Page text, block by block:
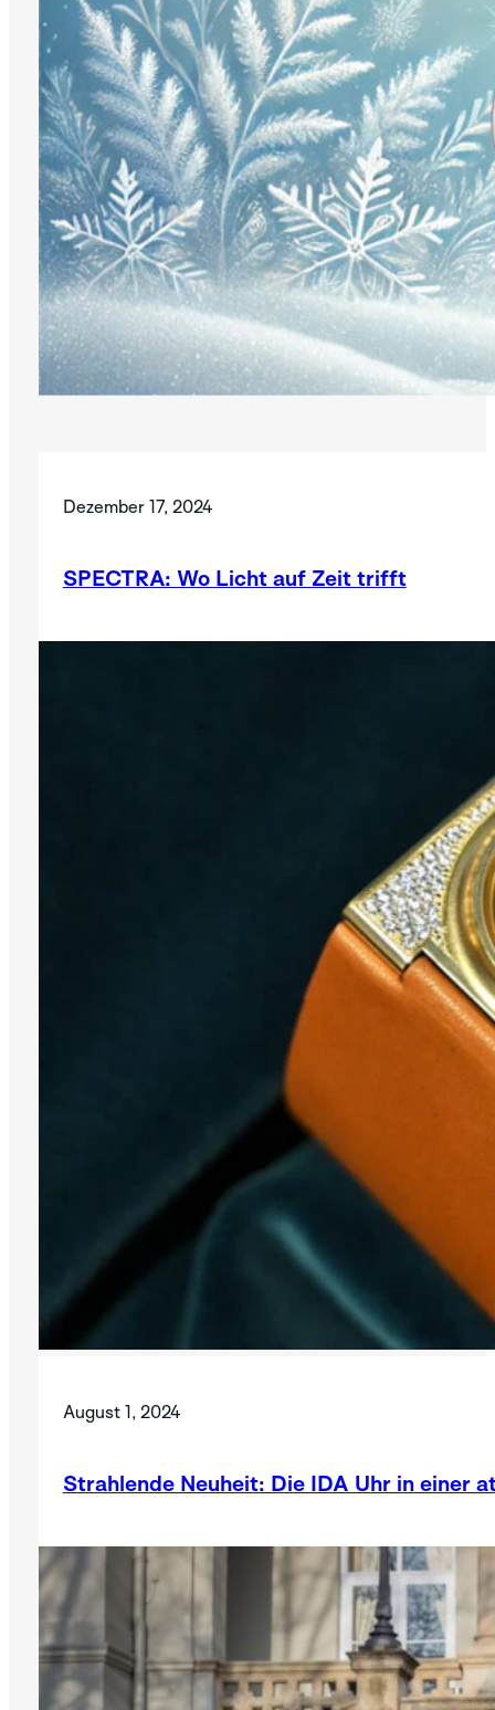
Dezember 17, 2024
SPECTRA: Wo Licht auf Zeit trifft
August 1, 2024
Strahlende Neuheit: Die IDA Uhr in einer